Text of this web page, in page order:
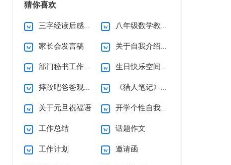
猜你喜欢
三字经读后感15篇 八年级数学教学工作总结
家长会发言稿 关于自我介绍(集合15篇)
部门秘书工作总结 生日快乐空间留言
摔跤吧爸爸观后感通用15篇 《猎人笔记》读后感
关于元旦祝福语 开学个性自我介绍
工作总结 话题作文
工作计划 邀请函